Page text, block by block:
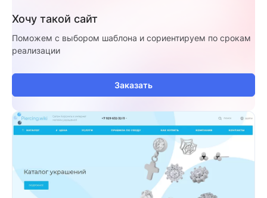
Хочу такой сайт
Поможем с выбором шаблона и сориентируем по срокам
реализации
Заказать